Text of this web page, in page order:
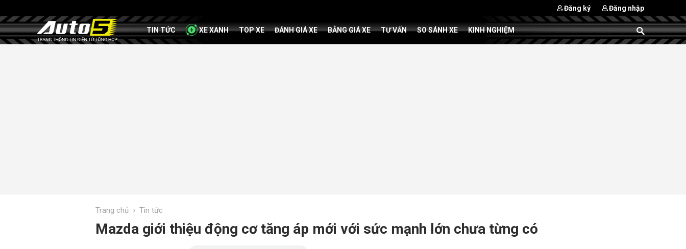
Đăng ký Đăng nhập
TIN TỨC XE XANH TOP XE ĐÁNH GIÁ XE BẢNG GIÁ XE TƯ VẤN SO SÁNH XE KINH NGHIỆM
Trang chủ › Tin tức
Mazda giới thiệu động cơ tăng áp mới với sức mạnh lớn chưa từng có